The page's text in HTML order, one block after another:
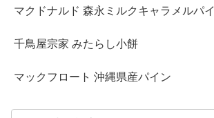
マクドナルド 森永ミルクキャラメルパイ
千鳥屋宗家 みたらし小餅
マックフロート 沖縄県産パイン